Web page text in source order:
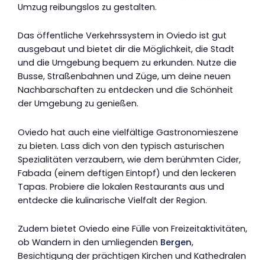
Umzug reibungslos zu gestalten.
Das öffentliche Verkehrssystem in Oviedo ist gut
ausgebaut und bietet dir die Möglichkeit, die Stadt
und die Umgebung bequem zu erkunden. Nutze die
Busse, Straßenbahnen und Züge, um deine neuen
Nachbarschaften zu entdecken und die Schönheit
der Umgebung zu genießen.
Oviedo hat auch eine vielfältige Gastronomieszene
zu bieten. Lass dich von den typisch asturischen
Spezialitäten verzaubern, wie dem berühmten Cider,
Fabada (einem deftigen Eintopf) und den leckeren
Tapas. Probiere die lokalen Restaurants aus und
entdecke die kulinarische Vielfalt der Region.
Zudem bietet Oviedo eine Fülle von Freizeitaktivitäten,
ob Wandern in den umliegenden Bergen,
Besichtigung der prächtigen Kirchen und Kathedralen